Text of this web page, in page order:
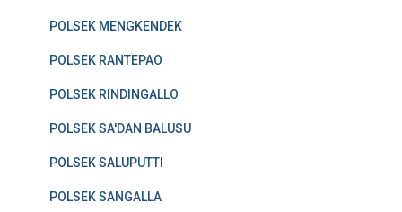
POLSEK MENGKENDEK
POLSEK RANTEPAO
POLSEK RINDINGALLO
POLSEK SA'DAN BALUSU
POLSEK SALUPUTTI
POLSEK SANGALLA